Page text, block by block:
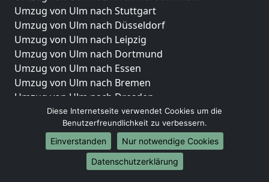
Umzug von Ulm nach Stuttgart
Umzug von Ulm nach Düsseldorf
Umzug von Ulm nach Leipzig
Umzug von Ulm nach Dortmund
Umzug von Ulm nach Essen
Umzug von Ulm nach Bremen
Umzug von Ulm nach Dresden
Umzug von Ulm nach Hannover
Umzug von Ulm nach Nürnberg
Umzug von Ulm nach Duisburg
Umzug von Ulm nach Bochum
Umzug von Ulm nach Wuppertal
Diese Internetseite verwendet Cookies um die
Benutzerfreundlichkeit zu verbessern.
Einverstanden
Nur notwendige Cookies
Datenschutzerklärung